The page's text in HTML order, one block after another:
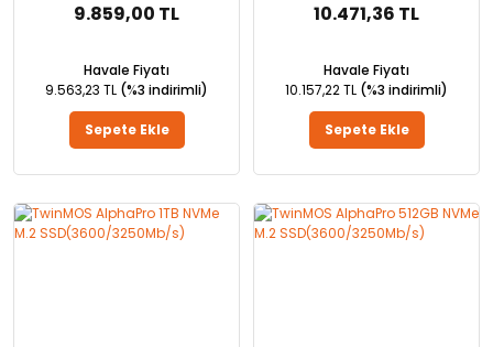
9.859,00 TL
Havale Fiyatı
9.563,23 TL (%3 indirimli)
Sepete Ekle
10.471,36 TL
Havale Fiyatı
10.157,22 TL (%3 indirimli)
Sepete Ekle